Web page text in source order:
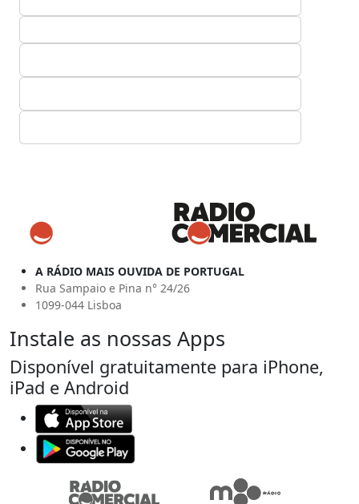
A RÁDIO MAIS OUVIDA DE PORTUGAL
Rua Sampaio e Pina n° 24/26
1099-044 Lisboa
Instale as nossas Apps
Disponível gratuitamente para iPhone,
iPad e Android